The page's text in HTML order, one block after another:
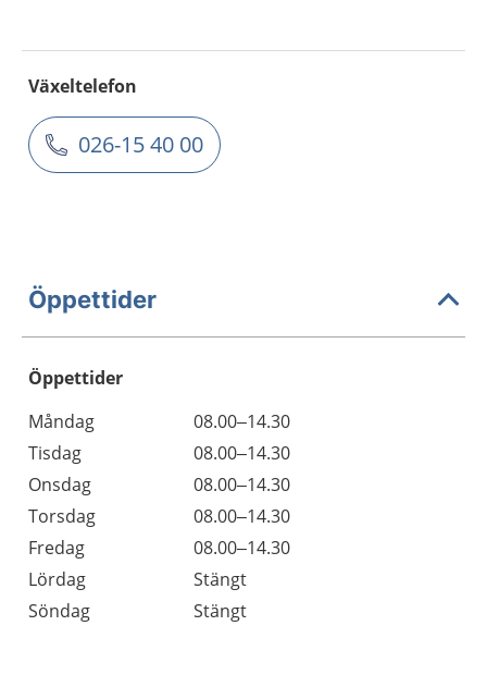
Växeltelefon
026-15 40 00
Öppettider
Öppettider
Dag
Öppettider
Kommentarer
Måndag
08.00–14.30
Tisdag
08.00–14.30
Onsdag
08.00–14.30
Torsdag
08.00–14.30
Fredag
08.00–14.30
Lördag
Stängt
Söndag
Stängt